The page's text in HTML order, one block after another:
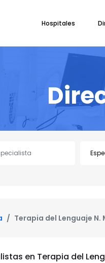
Hospitales
Terapia del Lenguaje N.
en Terapia del